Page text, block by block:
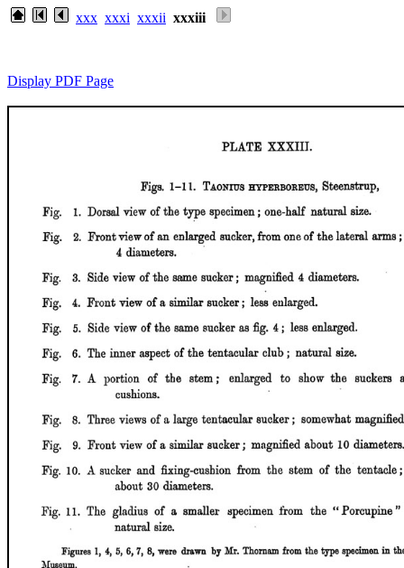
xxx xxxi xxxii xxxiii
Display PDF Page